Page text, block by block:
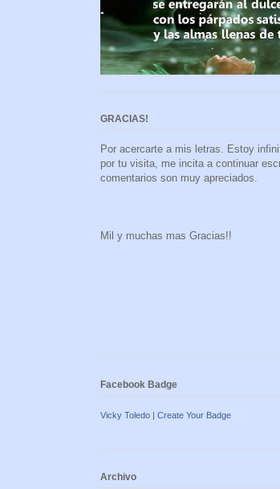
GRACIAS!
Por acercarte a mis letras. Estoy
por tu visita, me incita a continuar
comentarios son muy apreciados.
Mil y muchas mas Gracias!!
Facebook Badge
Vicky Toledo | Create Your Badge
Archivo